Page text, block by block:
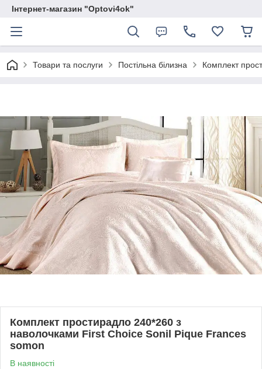
Інтернет-магазин "Optovi4ok"
Товари та послуги Постільна білизна Комплект
Комплект простирадло 240*260 з
наволочками First Choice Sonil Pique Frances
somon
В наявності